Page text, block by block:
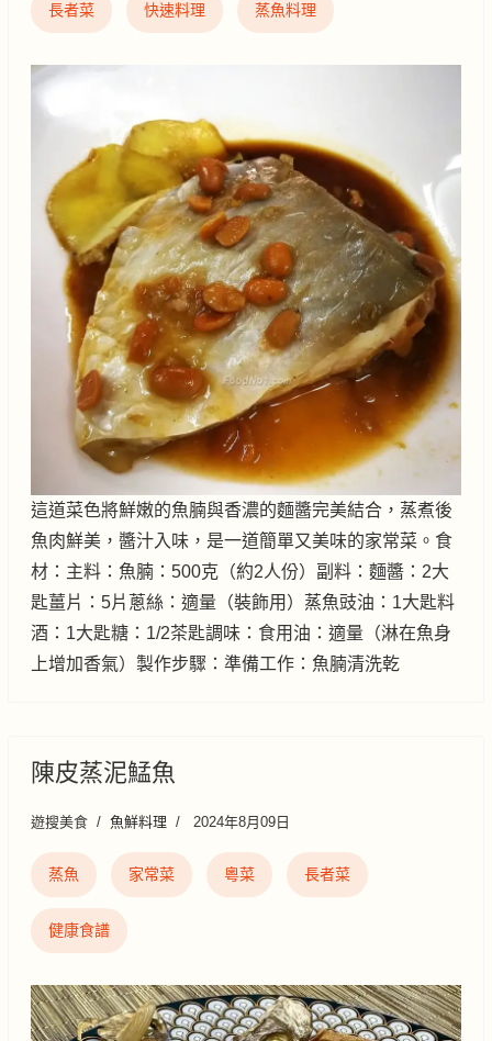
長者菜 快速料理 蒸魚料理
這道菜色將鮮嫩的魚腩與香濃的麵醬完美結合，蒸煮後
魚肉鮮美，醬汁入味，是一道簡單又美味的家常菜。食
材：主料：魚腩：500克（約2人份）副料：麵醬：2大
匙薑片：5片蔥絲：適量（裝飾用）蒸魚豉油：1大匙料
酒：1大匙糖：1/2茶匙調味：食用油：適量（淋在魚身
上增加香氣）製作步驟：準備工作：魚腩清洗乾
陳皮蒸泥鯭魚
遊搜美食 魚鮮料理 2024年8月09日
蒸魚 家常菜 粵菜 長者菜
健康食譜